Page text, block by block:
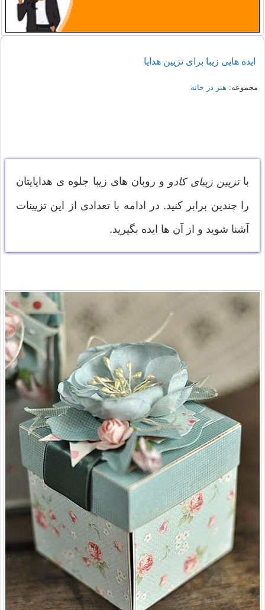
ایده هایی زیبا برای تزیین هدایا
مجموعه: هنر در خانه
باتزیین زیبای کادو و روبان های زیبا جلوه ی هدایایتان
را چندین برابر کنید. در ادامه با تعدادی از این تزیینات
آشنا شوید و از آن ها ایده بگیرید.